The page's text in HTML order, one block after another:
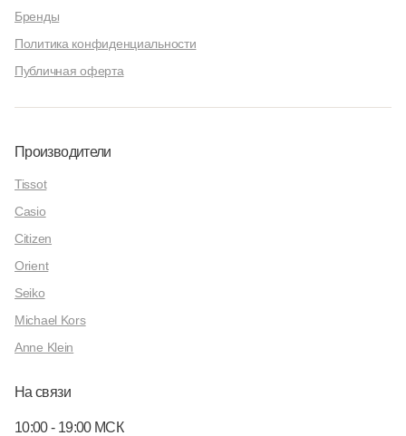
Бренды
Политика конфиденциальности
Публичная оферта
Производители
Tissot
Casio
Citizen
Orient
Seiko
Michael Kors
Anne Klein
На связи
10:00 - 19:00 МСК